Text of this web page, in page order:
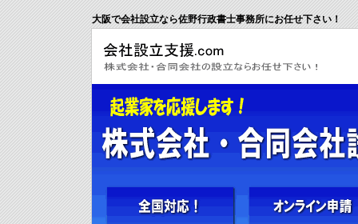
大阪で会社設立なら佐野行政書士事務所にお任せ下さい！